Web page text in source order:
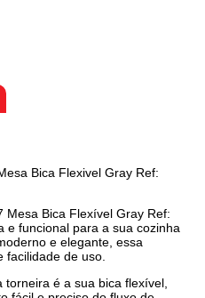
Bica Flexivel Gray Ref:
Mesa Bica Flexível Gray Ref:
e funcional para a sua cozinha
e elegante, essa
facilidade de uso.
torneira é a sua bica flexível,